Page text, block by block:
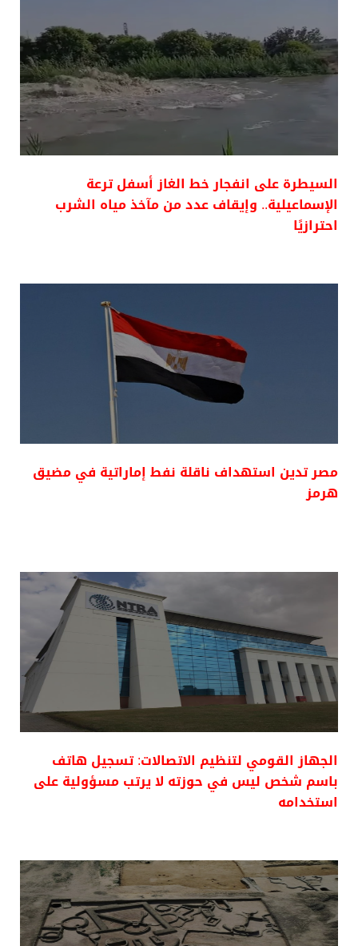
السيطرة على انفجار خط الغاز أسفل ترعة
الإسماعيلية.. وإيقاف عدد من مآخذ مياه الشرب
احترازيًا
مصر تدين استهداف ناقلة نفط إماراتية في مضيق
هرمز
الجهاز القومي لتنظيم الاتصالات: تسجيل هاتف
باسم شخص ليس في حوزته لا يرتب مسؤولية على
استخدامه